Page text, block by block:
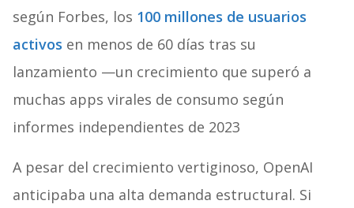
según Forbes, los 100 millones de usuarios
activos en menos de 60 días tras su
lanzamiento —un crecimiento que superó a
muchas apps virales de consumo según
informes independientes de 2023
A pesar del crecimiento vertiginoso, OpenAI
anticipaba una alta demanda estructural. Si